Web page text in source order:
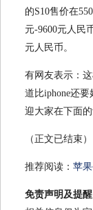
的S10售价在
元-9600元人民
元人民币。
有网友表示：
道比iphone还
迎大家在下面
（正文已结束）
推荐阅读： 苹
免责声明及提醒